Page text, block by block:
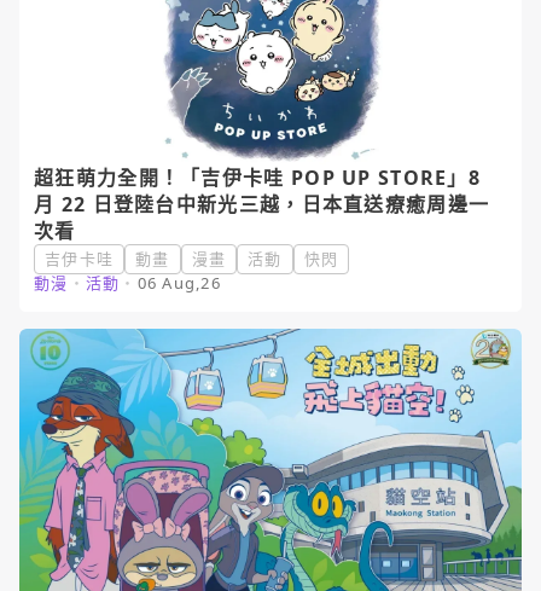
超狂萌力全開！「吉伊卡哇 POP UP STORE」8
月 22 日登陸台中新光三越，日本直送療癒周邊一
次看
吉伊卡哇 動畫 漫畫 活動
快閃
動漫 ・ 活動 ・ 06 Aug,26